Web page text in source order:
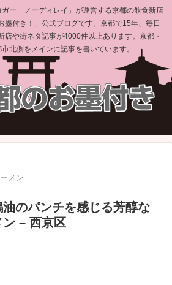
ー「ノーディレイ」が運営する京都の飲食新店
墨付き！」公式ブログです。京都で15年、毎日
店や街ネタ記事が4000件以上あります。京都・
北側をメインに記事を書いています。
メン
油のパンチを感じる芳醇な
ン – 西京区